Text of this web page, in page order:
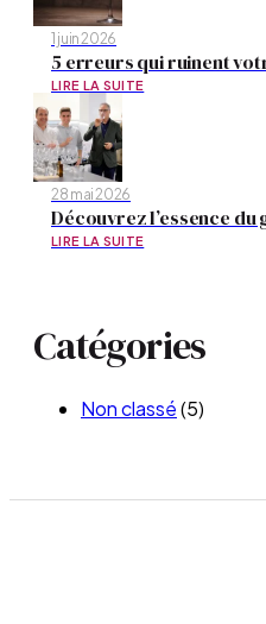
1 juin 2026
5 erreurs qui ruinent
LIRE LA SUITE
28 mai 2026
Découvrez l’essence
LIRE LA SUITE
Catégories
Non classé(5)